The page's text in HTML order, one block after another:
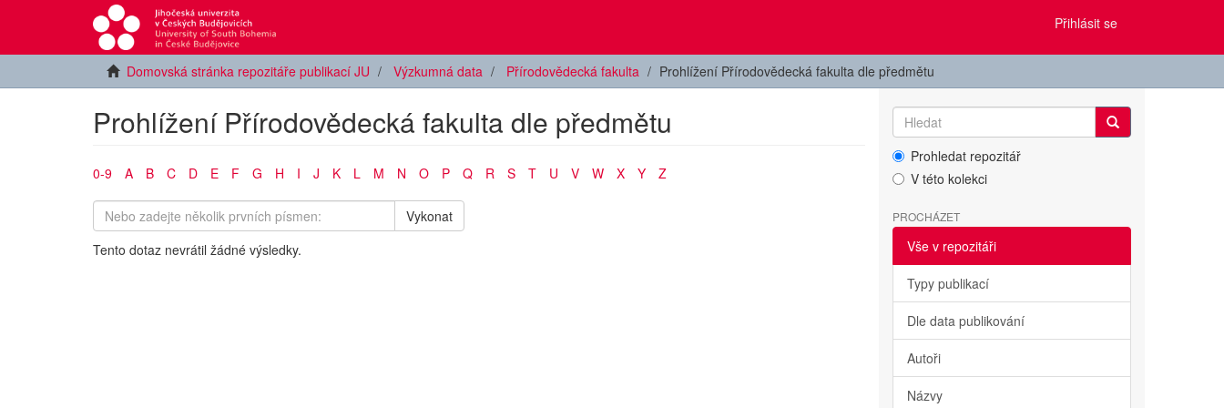
Přihlásit se
Domovská stránka repozitáře publikací JU Výzkumná data Přírodovědecká fakulta Prohlížení Přírodovědecká fakulta dle předmětu
Prohlížení Přírodovědecká fakulta dle předmětu
0-9 A B C D E F G H I J K L M N O P Q R S T U V W X Y Z
Vykonat
Tento dotaz nevrátil žádné výsledky.
Prohledat repozitář
V této kolekci
PROCHÁZET
Vše v repozitáři
Typy publikací
Dle data publikování
Autoři
Názvy